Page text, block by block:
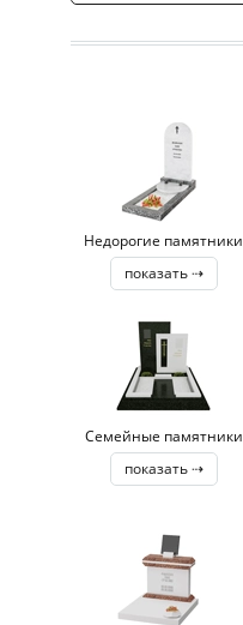
Недорогие памятники
показать ⇢
Семейные памятники
показать ⇢